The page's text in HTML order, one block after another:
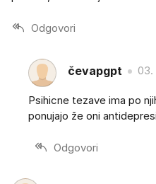
Odgovori
čevapgpt 03.
Psihicne tezave ima po
ponujajo že oni
Odgovori